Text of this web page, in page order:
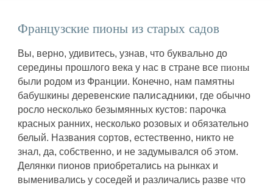
Французские пионы из старых садов
Вы, верно, удивитесь, узнав, что буквально до
середины прошлого века у нас в стране все пионы
были родом из Франции. Конечно, нам памятны
бабушкины деревенские палисадники, где обычно
росло несколько безымянных кустов: парочка
красных ранних, несколько розовых и обязательно
белый. Названия сортов, естественно, никто не
знал, да, собственно, и не задумывался об этом.
Делянки пионов приобретались на рынках и
выменивались у соседей и различались разве что